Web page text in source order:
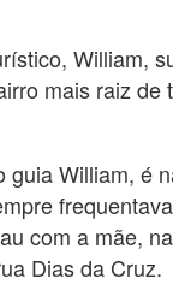
William,
mais raiz de
guia William, é
com a mãe,
Dias da Cruz.